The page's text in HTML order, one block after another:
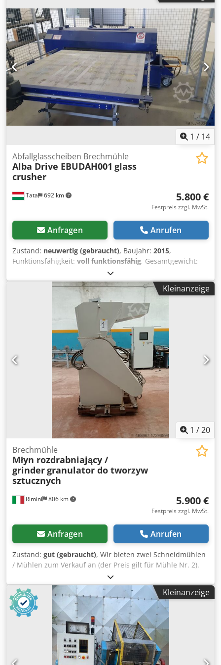
1 / 14
Tata 692 km
Abfallglasscheiben Brechmühle
Alba Drive EBUDAH001 glass
crusher
5.800 €
Festpreis zzgl. MwSt.
Anfragen Anrufen
Zustand: neuwertig (gebraucht), Baujahr: 2015,
Funktionsfähigkeit: voll funktionsfähig, Gesamtgewicht:
, Die Funktion der Maschine: während der
Produktion entstehende Glasabfälle kann man Safe und
Unfallgefahr frei Schneiden, und sammeln in den unten
stehende - mit Gabelstapler bewegliche -
Entleerungsbehälter. Grösse des Arbeitsbereichs Länge:
3500 mm Höhe: 1800 mm Breite: 3000 mm Elektrischer
Bedarf: 2,7 kw Versorgungsspannung: 3x400 V Phasenzahl:
3 Die Hauptkomponenten der Maschine -
Brechereinrichtung - Lade-Kipptisch - Passiver
Unfallschutzzaun - Schaltschrank mit Haupttrennschalter -
Luftaufbereitung Cjdpfxod Nfb Uo Ag Torf - Tastatureinheit
Wenn Sie weitere Informationen benötigen, wir sind hier
um zu helfen! Bitte kontaktieren Sie uns über das
Kontaktformular oder rufen Sie uns an!
Kleinanzeige
1 /20
Rimini 806 km
Brechmühle
Młyn rozdrabniający /
grindergranulator do tworzyw
sztucznych
5.900 €
Festpreis zzgl. MwSt.
Anfragen Anrufen
Zustand: gut (gebraucht), Wir bieten zwei Schneidmühlen
/ Mühlen zum Verkauf an (der Preis gilt für Mühle Nr. 2).
Die Maschinen wurden zum Zerkleinern von Kunststoff
eingesetzt, können aber auch für andere Kunststoffe
verwendet werden. Beide sind für Flüssigkeitskühlung
ausgelegt. Technische Daten (Mühle Nr. 1, quadratischer
Sockel): - Abmessungen: 150 x 115 cm / Höhe: 210 cm -
Rotordurchmesser: 36 cm - Rotor-/Messerschneidebreite:
55 cm - Anzahl der Messer: 3 (Feststehende Messer sind
schräg angeordnet, wodurch der Widerstand beim
Schneiden und Zerkleinern deutlich reduziert und die
Kleinanzeige